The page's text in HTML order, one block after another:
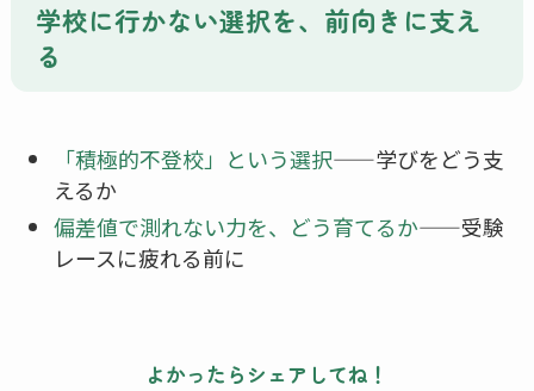
学校に行かない選択を、前向きに支え
る
「積極的不登校」という選択——学びをどう支
えるか
偏差値で測れない力を、どう育てるか——受験
レースに疲れる前に
よかったらシェアしてね！